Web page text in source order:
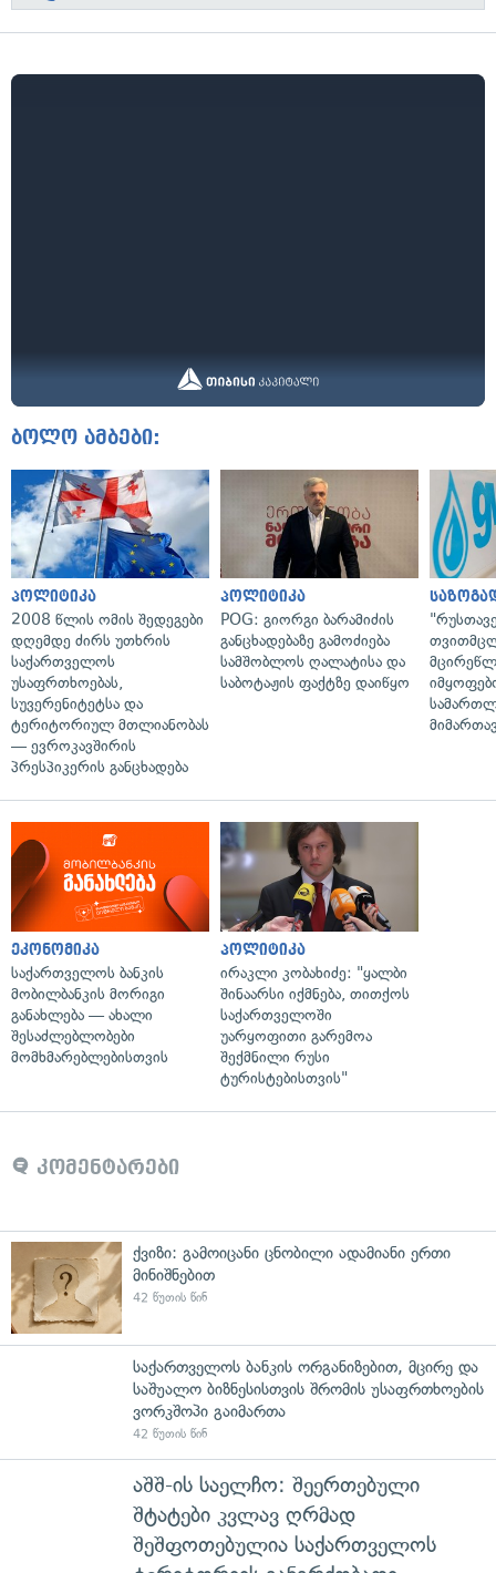
ბოლო ამბები:
პოლიტიკა
2008 წლის ომის შედეგები
დღემდე ძირს უთხრის
საქართველოს
უსაფრთხოებას,
სუვერენიტეტსა და
ტერიტორიულ მთლიანობას
— ევროკავშირის
პრესპიკერის განცხადება
პოლიტიკა
POG: გიორგი ბარამიძის
განცხადებაზე გამოძიება
სამშობლოს ღალატისა და
საბოტაჟის ფაქტზე დაიწყო
ეკონომიკა
საქართველოს ბანკის
მობილბანკის მორიგი
განახლება — ახალი
შესაძლებლობები
მომხმარებლებისთვის
პოლიტიკა
ირაკლი კობახიძე: "ყალბი
შინაარსი იქმნება, თითქოს
საქართველოში
უარყოფითი გარემოა
შექმნილი რუსი
ტურისტებისთვის"
კომენტარები
ქვიზი: გამოიცანი ცნობილი ადამიანი ერთი
მინიშნებით
42 წუთის წინ
საქართველოს ბანკის ორგანიზებით, მცირე და
საშუალო ბიზნესისთვის შრომის უსაფრთხოების
ვორკშოპი გაიმართა
42 წუთის წინ
აშშ-ის საელჩო: შეერთებული
შტატები კვლავ ღრმად
შეშფოთებულია საქართველოს